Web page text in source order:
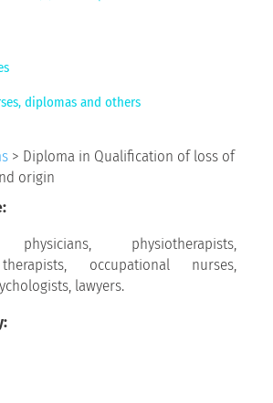
diplomas and others
> Diploma in Qualification of loss of
origin
physicians, physiotherapists,
occupational nurses,
lawyers.